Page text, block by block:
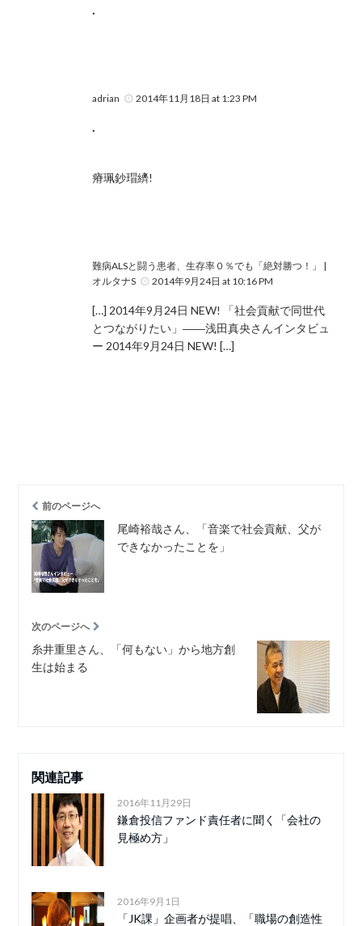
.
adrian 2014年11月18日 at 1:23 PM
.
瘠珮鈔瑁纃!
難病ALSと闘う患者、生存率０％でも「絶対勝つ！」 |
オルタナS
2014年9月24日 at 10:16 PM
[…] 2014年9月24日 NEW! 「社会貢献で同世代
とつながりたい」――浅田真央さんインタビュ
ー 2014年9月24日 NEW! […]
前のページへ
尾崎裕哉さん、「音楽で社会貢献、父が
できなかったことを」
次のページへ
糸井重里さん、「何もない」から地方創
生は始まる
関連記事
2016年11月29日
鎌倉投信ファンド責任者に聞く「会社の
見極め方」
2016年9月1日
「JK課」企画者が提唱、「職場の創造性